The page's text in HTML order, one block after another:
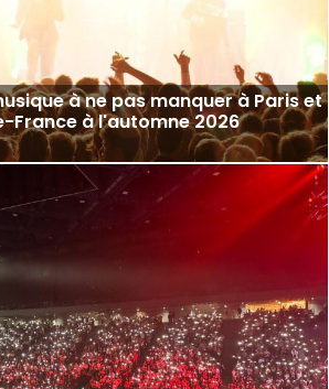
à ne pas manquer à Paris et
France à l'automne 2026